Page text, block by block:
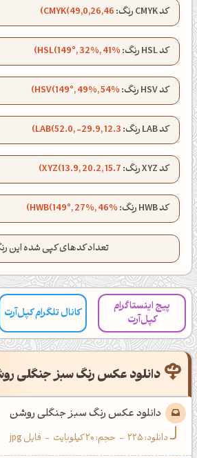
کد CMYK رنگ: CMYK(49,0,26,46)
کد HSL رنگ: HSL(149°, 32%, 41%)
کد HSV رنگ: HSV(149°, 49%, 54%)
کد LAB رنگ: LAB(52.0, -29.9, 12.3)
کد XYZ رنگ: XYZ(13.9, 20.2, 15.7)
کد HWB رنگ: HWB(149°, 27%, 46%)
تعداد کدهای کپی شده این
پیج اینستاگرام
کپل‌آرت
کانال تلگرام کپل‌آرت
دانلود عکس رنگ سبز جنگلی
دانلود عکس رنگ سبز جنگلی روشن
دانلود:225
- حجم: 20 کیلوبایت - فایل jpg
ظهرت بخیر❤️
کپل‌آرت رو
کانال تلگرام
کانال ایــتا
اَپ اندروید